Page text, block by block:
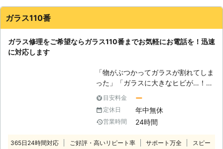
ほど断熱効果は当然高まります。ペア
触ると冷たくなっていると思います
が、あれは窓ガラスから多くの熱が奪
い空気でガラスが暑くなり、冷房が効
きにくいという事態になっています。
そのようなガラスの欠点を解消するた
めに生まれたのがペアガラスです。一
般住宅に取り付けられているガラスと
比べると、約2倍の断熱効果が得られ
の高い断熱効果から、冬場によくみら
業者に連絡すると30分もかからないで来てくれました。手際よ
くガラスを交換してくれて、窓用の防犯鍵を進めてくれまし
ロの業者と感心しました。
ガラス110番
ガラス修理をご希望ならガラス110番までお気軽にお電話を！迅速
に対応します
「物がぶつかってガラスが割れてしま
った」「ガラスに大きなヒビが…！」
このようなガラスに関してのトラブル
に対応！ 強化ガラスからデザインガ
ラスまで、どのようなガラスであろう
とお任せください。 ガラス110番は、
おります。そのため各現地スタッフが
目安料金 ー
定休日 年中無休
営業時間 24時間
365日24時間対応 ご好評・高いリピート率 サポート万全 スピー